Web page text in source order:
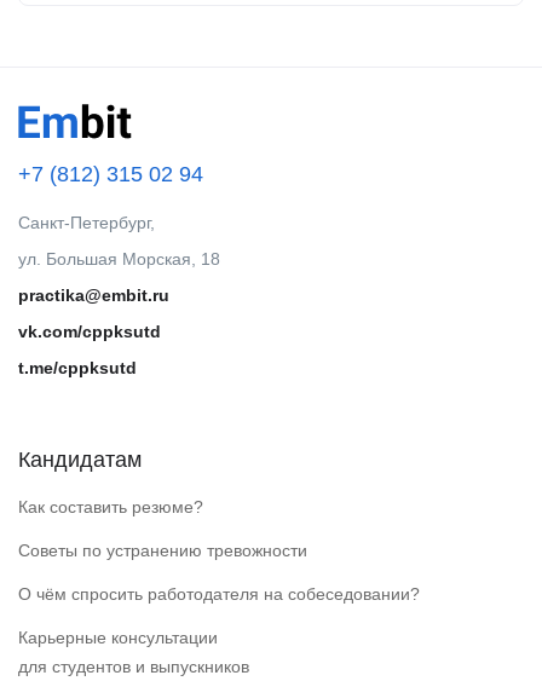
+7 (812) 315 02 94
Санкт-Петербург,
ул. Большая Морская, 18
practika@embit.ru
vk.com/cppksutd
t.me/cppksutd
Кандидатам
Как составить резюме?
Советы по устранению тревожности
О чём спросить работодателя на собеседовании?
Карьерные консультации
для студентов и выпускников